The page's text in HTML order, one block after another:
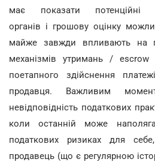
має показати потенційні
органів і грошову оцінку
майже завжди впливають на
механізмів утримань / escrow
поетапного здійснення
продавця. Важливим
невідповідність податкових
коли останній може
податкових ризиках для
продавець (що є регулярною